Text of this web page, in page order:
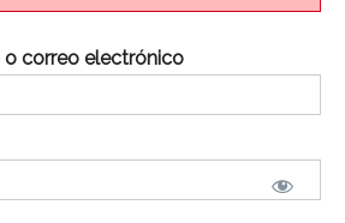
o correo electrónico